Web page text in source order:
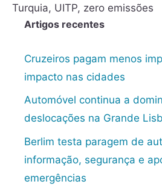
Turquia, UITP, zero emissões
Artigos recentes
Cruzeiros pagam menos
impacto nas cidades
Automóvel continua a
deslocações na Grande
Berlim testa paragem de
informação, segurança e
emergências